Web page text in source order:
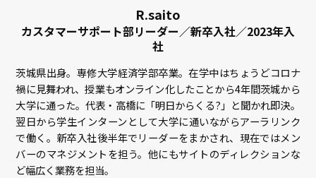
R.saito
カスタマーサポート部リーダー／新卒入社／2023年入
社
茨城県出身。専修大学経済学部卒業。在学中はちょうどコロナ
禍に見舞われ、授業もオンライン化したことから4年間茨城から
大学に通った。代表・高橋に「明日からくる?」と聞かれ即決。
翌日から学生インターンとして大学に通いながらアーラリンク
で働く。新卒入社後半年でリーダーをまかされ、現在ではメン
バーのマネジメントを担う。他にもサイトのディレクションな
ど幅広く業務を担当。